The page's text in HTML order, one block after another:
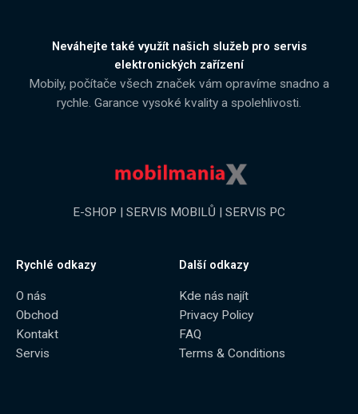
Neváhejte také využít našich služeb pro servis
elektronických zařízení
Mobily, počítače všech značek vám opravíme snadno a
rychle. Garance vysoké kvality a spolehlivosti.
E-SHOP | SERVIS MOBILŮ | SERVIS PC
Rychlé odkazy
O nás
Obchod
Kontakt
Servis
Další odkazy
Kde nás najít
Privacy Policy
FAQ
Terms & Conditions